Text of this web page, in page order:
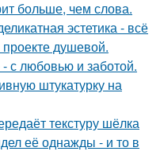
больше, чем слова.
эстетика - всё
душевой.
с любовью и заботой.
штукатурку на
текстуру шёлка
её однажды - и то в